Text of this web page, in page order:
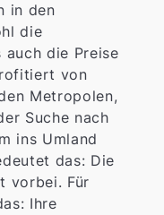
in den
die
auch die Preise
von
Metropolen,
Suche nach
ins Umland
das: Die
vorbei. Für
Ihre